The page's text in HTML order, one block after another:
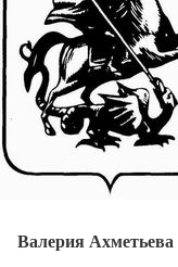
Валерия Ахметьева